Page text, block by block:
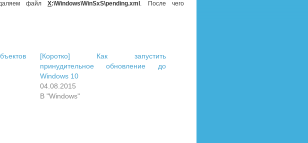
файлX:\Windows\WinSxS\pending.xml . После чего
[Коротко] Как запустить
принудительное обновление до
Windows 10
04.08.2015
В "Windows"